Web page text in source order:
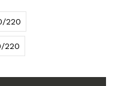
220
220